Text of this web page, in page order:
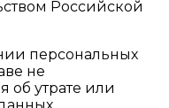
Российской
персональных
не
об утрате или